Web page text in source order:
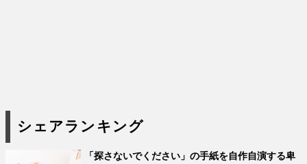
シェアランキング
「探さないでください」の手紙を自作自演する卑